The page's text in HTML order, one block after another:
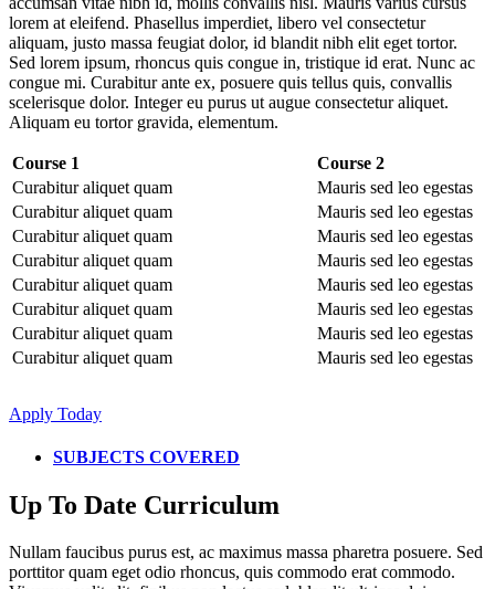
lorem at eleifend. Phasellus imperdiet, libero vel consectetur
aliquam, justo massa feugiat dolor, id blandit nibh elit eget tortor.
Sed lorem ipsum, rhoncus quis congue in, tristique id erat. Nunc ac
congue mi. Curabitur ante ex, posuere quis tellus quis, convallis
scelerisque dolor. Integer eu purus ut augue consectetur aliquet.
Aliquam eu tortor gravida, elementum.
Course 1
Course 2
Curabitur aliquet quam
Mauris sed leo egestas
Curabitur aliquet quam
Mauris sed leo egestas
Curabitur aliquet quam
Mauris sed leo egestas
Curabitur aliquet quam
Mauris sed leo egestas
Curabitur aliquet quam
Mauris sed leo egestas
Curabitur aliquet quam
Mauris sed leo egestas
Curabitur aliquet quam
Mauris sed leo egestas
Curabitur aliquet quam
Mauris sed leo egestas
Apply Today
SUBJECTS COVERED
Up To Date Curriculum
Nullam faucibus purus est, ac maximus massa pharetra posuere. Sed
porttitor quam eget odio rhoncus, quis commodo erat commodo.